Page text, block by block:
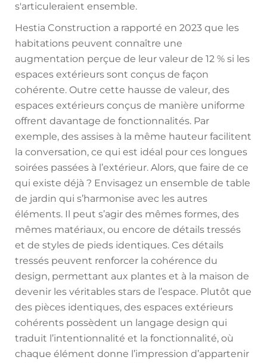
s'articuleraient ensemble.
Hestia Construction a rapporté en 2023 que les
habitations peuvent connaître une
augmentation perçue de leur valeur de 12 % si les
espaces extérieurs sont conçus de façon
cohérente. Outre cette hausse de valeur, des
espaces extérieurs conçus de manière uniforme
offrent davantage de fonctionnalités. Par
exemple, des assises à la même hauteur facilitent
la conversation, ce qui est idéal pour ces longues
soirées passées à l’extérieur. Alors, que faire de ce
qui existe déjà ? Envisagez un ensemble de table
de jardin qui s’harmonise avec les autres
éléments. Il peut s’agir des mêmes formes, des
mêmes matériaux, ou encore de détails tressés
et de styles de pieds identiques. Ces détails
tressés peuvent renforcer la cohérence du
design, permettant aux plantes et à la maison de
devenir les véritables stars de l’espace. Plutôt que
des pièces identiques, des espaces extérieurs
cohérents possèdent un langage design qui
traduit l’intentionnalité et la fonctionnalité, où
chaque élément donne l’impression d’appartenir